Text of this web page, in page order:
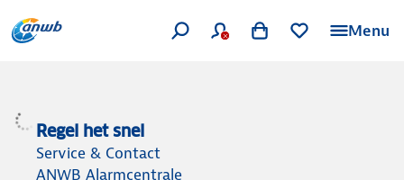
Menu
Regel het snel
Service & Contact
ANWB Alarmcentrale